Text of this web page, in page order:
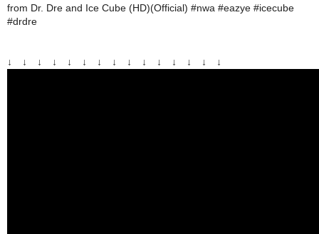
from Dr. Dre and Ice Cube (HD)(Official) #nwa #eazye #icecube
#drdre
↓ ↓ ↓ ↓ ↓ ↓ ↓ ↓ ↓ ↓ ↓ ↓ ↓ ↓ ↓